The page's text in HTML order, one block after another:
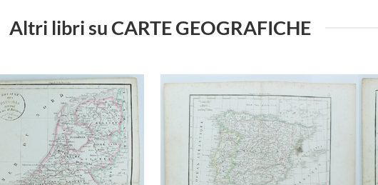
Altri libri su CARTE GEOGRAFICHE